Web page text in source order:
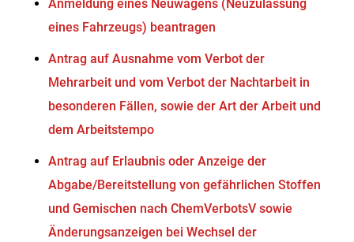
Anmeldung eines Neuwagens (Neuzulassung
eines Fahrzeugs) beantragen
Antrag auf Ausnahme vom Verbot der
Mehrarbeit und vom Verbot der Nachtarbeit in
besonderen Fällen, sowie der Art der Arbeit und
dem Arbeitstempo
Antrag auf Erlaubnis oder Anzeige der
Abgabe/Bereitstellung von gefährlichen Stoffen
und Gemischen nach ChemVerbotsV sowie
Änderungsanzeigen bei Wechsel der